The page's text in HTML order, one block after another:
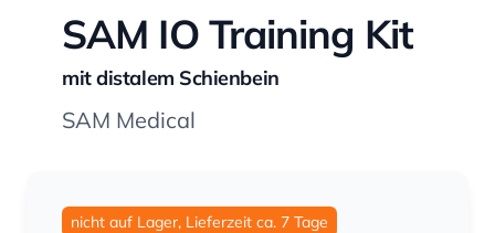
SAM IO Training Kit
mit distalem Schienbein
SAM Medical
nicht auf Lager, Lieferzeit ca. 7 Tage